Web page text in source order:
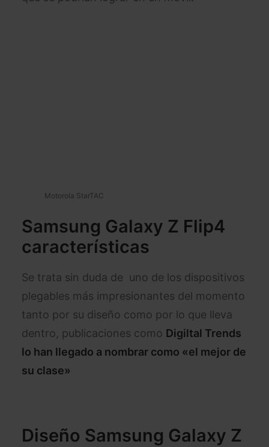
Motorola StarTAC
Samsung Galaxy Z Flip4
características
Se trata sin duda de uno de los dispositivos
plegables más impresionantes del momento
tanto por su diseño como por lo que lleva
dentro, publicaciones como Digiltal Trends
lo han llegado a nombrar como «el mejor de
su clase»
Diseño Samsung Galaxy Z